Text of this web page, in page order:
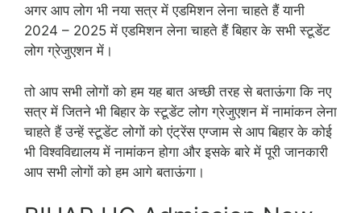
अगर आप लोग भी नया सत्र में एडमिशन लेना चाहते हैं यानी
2024 – 2025 में एडमिशन लेना चाहते हैं बिहार के सभी स्टूडेंट
लोग ग्रेजुएशन में।
तो आप सभी लोगों को हम यह बात अच्छी तरह से बताऊंगा कि नए
सत्र में जितने भी बिहार के स्टूडेंट लोग ग्रेजुएशन में नामांकन लेना
चाहते हैं उन्हें स्टूडेंट लोगों को एंट्रेंस एग्जाम से आप बिहार के कोई
भी विश्वविद्यालय में नामांकन होगा और इसके बारे में पूरी जानकारी
आप सभी लोगों को हम आगे बताऊंगा।